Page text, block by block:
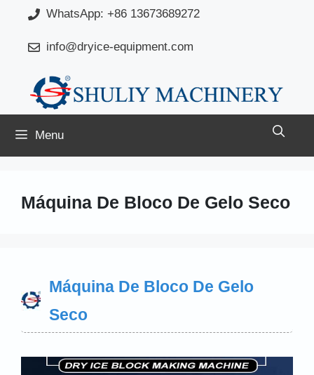
WhatsApp: +86 13673689272
info@dryice-equipment.com
Menu
Máquina De Bloco De Gelo Seco
Máquina De Bloco De Gelo
Seco